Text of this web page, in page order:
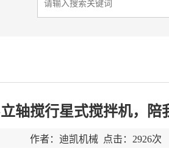
立轴搅行星式搅拌机，
作者：迪凯机械 点击：2926次